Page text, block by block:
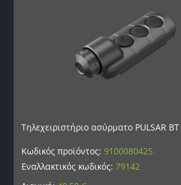
Τηλεχειριστήριο ασύρματο PULSAR BT
Κωδικός προϊόντος:9100080425
Εναλλακτικός κωδικός:79142